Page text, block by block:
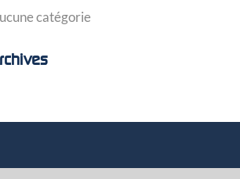
catégorie